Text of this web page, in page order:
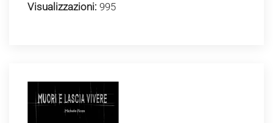
Visualizzazioni: 995